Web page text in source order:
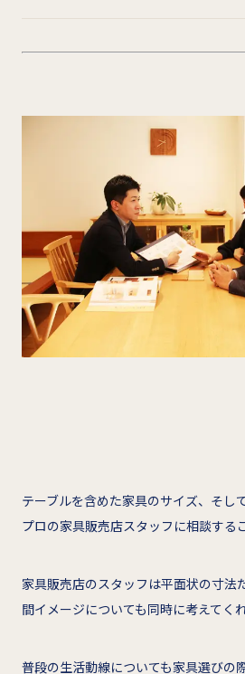
テーブルを含めた家具のサイズ、そし
プロの家具販売店スタッフに相談する
家具販売店のスタッフは平面状の寸法
間イメージについても同時に考えてくれ
普段の生活動線についても家具選びの